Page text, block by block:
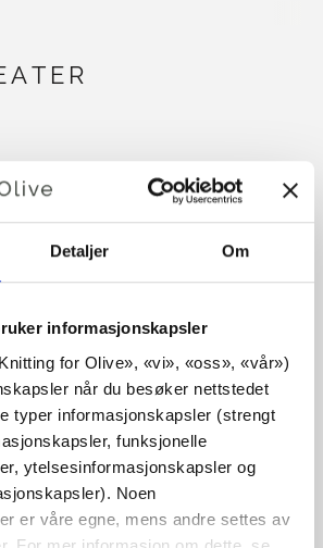
Detaljer Om
informasjonskapsler
for Olive», «vi», «oss», «vår»)
når du besøker nettstedet
typer informasjonskapsler (strengt
funksjonelle
ytelsesinformasjonskapsler og
Noen
er våre egne, mens andre settes av
KJØPE GARN TIL MØNSTERET
9 MÅNEDER 12 MÅNEDER
2 ÅR 4 ÅR 6 ÅR
I HANDLEKURVEN
få gratis frakt innen EU!
inn før kl. 13.00 norsk tid,